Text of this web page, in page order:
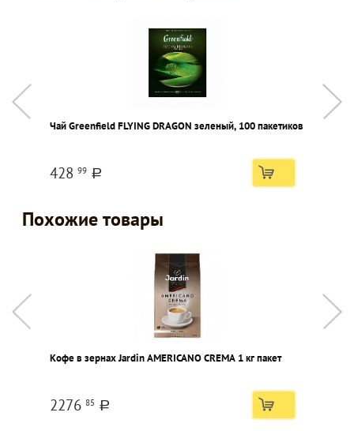
Чай Greenfield FLYING DRAGON зеленый, 100 пакетиков
428 99 a
Похожие товары
Кофе в зернах Jardin AMERICANO CREMA 1 кг пакет
2276 85 a